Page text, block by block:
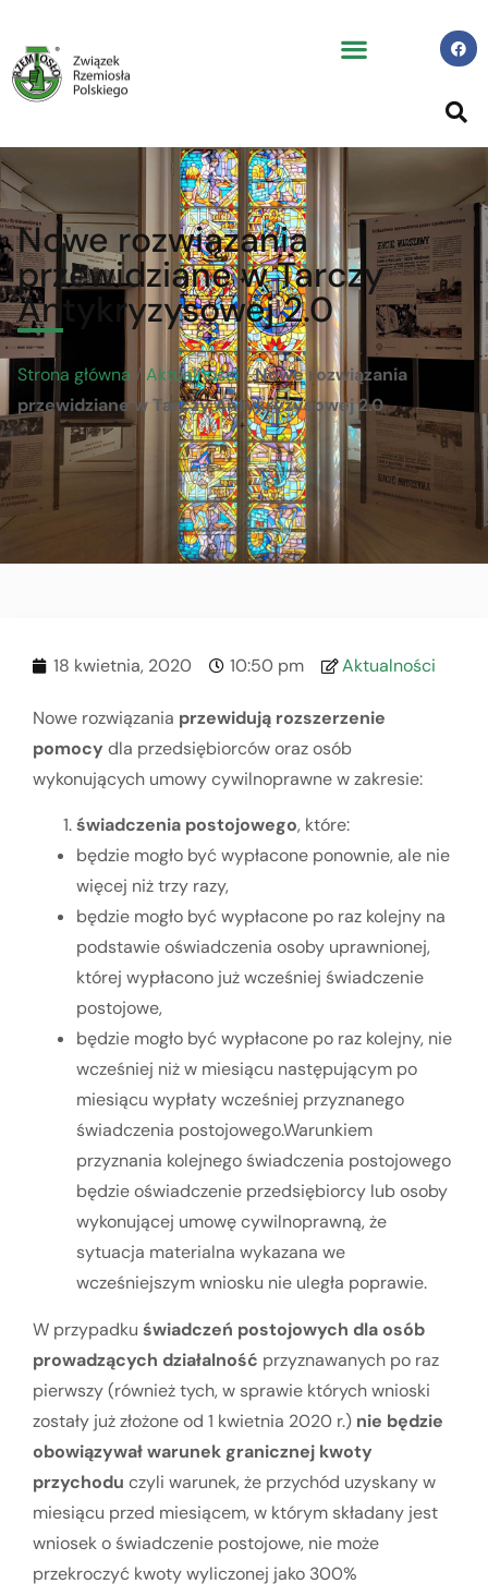
Nowe rozwiązania
przewidziane w Tarczy
Antykryzysowej 2.0
Strona główna / Aktualności /Nowe rozwiązania
przewidziane w Tarczy Antykryzysowej 2.0
18 kwietnia, 2020 10:50 pm Aktualności
Nowe rozwiązania przewidują rozszerzenie
pomocy dla przedsiębiorców oraz osób
wykonujących umowy cywilnoprawne w zakresie:
świadczenia postojowego, które:
będzie mogło być wypłacone ponownie, ale nie
więcej niż trzy razy,
będzie mogło być wypłacone po raz kolejny na
podstawie oświadczenia osoby uprawnionej,
której wypłacono już wcześniej świadczenie
postojowe,
będzie mogło być wypłacone po raz kolejny, nie
wcześniej niż w miesiącu następującym po
miesiącu wypłaty wcześniej przyznanego
świadczenia postojowego.Warunkiem
przyznania kolejnego świadczenia postojowego
będzie oświadczenie przedsiębiorcy lub osoby
wykonującej umowę cywilnoprawną, że
sytuacja materialna wykazana we
wcześniejszym wniosku nie uległa poprawie.
W przypadku świadczeń postojowych dla osób
prowadzących działalność przyznawanych po raz
pierwszy (również tych, w sprawie których wnioski
zostały już złożone od 1 kwietnia 2020 r.) nie będzie
obowiązywał warunek granicznej kwoty
przychodu czyli warunek, że przychód uzyskany w
miesiącu przed miesiącem, w którym składany jest
wniosek o świadczenie postojowe, nie może
przekroczyć kwoty wyliczonej jako 300%